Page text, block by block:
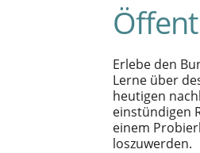
Erlebe den
Lerne über
heutigen
einstündigen
einem
loszuwerden.